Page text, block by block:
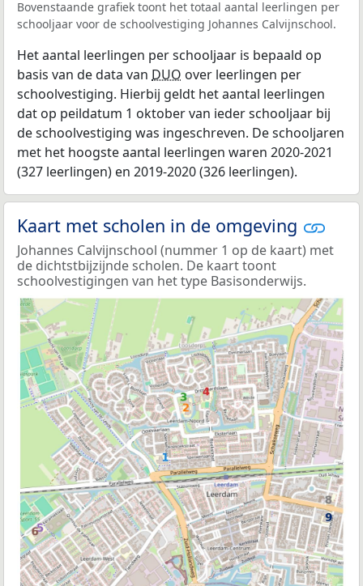
Bovenstaande grafiek toont het totaal aantal leerlingen per
schooljaar voor de schoolvestiging Johannes Calvijnschool.
Het aantal leerlingen per schooljaar is bepaald op
basis van de data van DUO over leerlingen per
schoolvestiging. Hierbij geldt het aantal leerlingen
dat op peildatum 1 oktober van ieder schooljaar bij
de schoolvestiging was ingeschreven. De schooljaren
met het hoogste aantal leerlingen waren 2020-2021
(327 leerlingen) en 2019-2020 (326 leerlingen).
Kaart met scholen in de omgeving
Johannes Calvijnschool (nummer 1 op de kaart) met
de dichtstbijzijnde scholen. De kaart toont
schoolvestigingen van het type Basisonderwijs.